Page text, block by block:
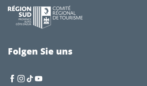
Folgen Sie uns